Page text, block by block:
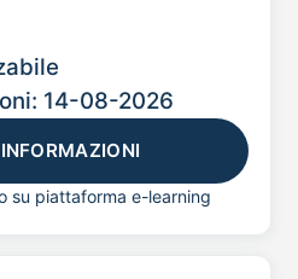
14-08-2026
su piattaforma e-learning